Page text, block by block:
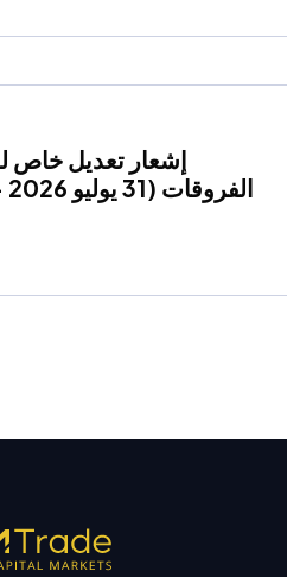
إشعار تعديل خاص